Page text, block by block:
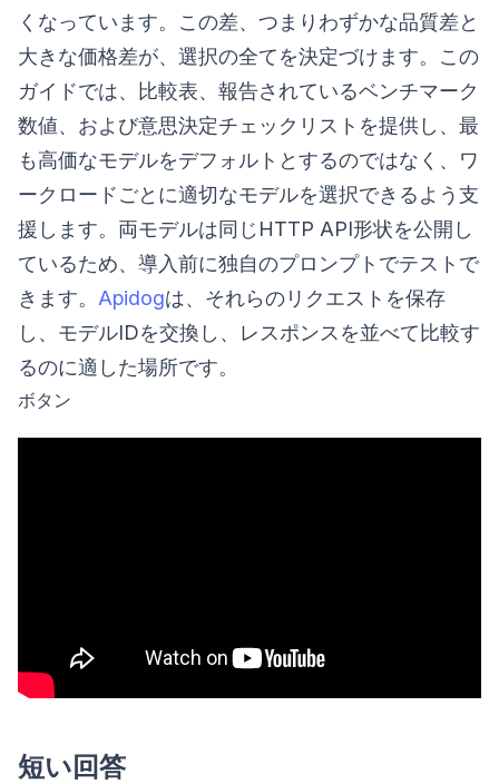
くなっています。この差、つまりわずかな品質差と
大きな価格差が、選択の全てを決定づけます。この
ガイドでは、比較表、報告されているベンチマーク
数値、および意思決定チェックリストを提供し、最
も高価なモデルをデフォルトとするのではなく、ワ
ークロードごとに適切なモデルを選択できるよう支
援します。両モデルは同じHTTP API形状を公開し
ているため、導入前に独自のプロンプトでテストで
きます。 Apidogは、それらのリクエストを保存
し、モデルIDを交換し、レスポンスを並べて比較す
るのに適した場所です。
ボタン
短い回答